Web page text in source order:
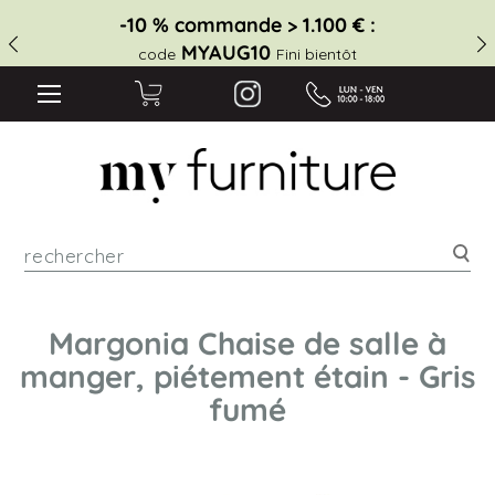
-10 % commande > 1.100 € :
code MYAUG10 Fini bientôt
Margonia Chaise de salle à
manger, piétement étain - Gris
fumé